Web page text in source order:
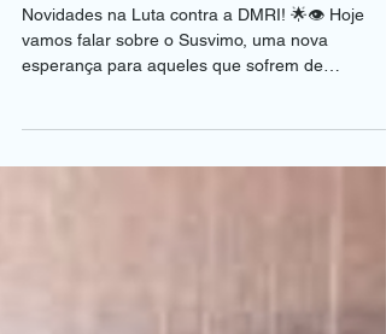
luta contra a DMRI! 🌟👁️
Novidades na Luta contra a DMRI! 🌟👁️ Hoje